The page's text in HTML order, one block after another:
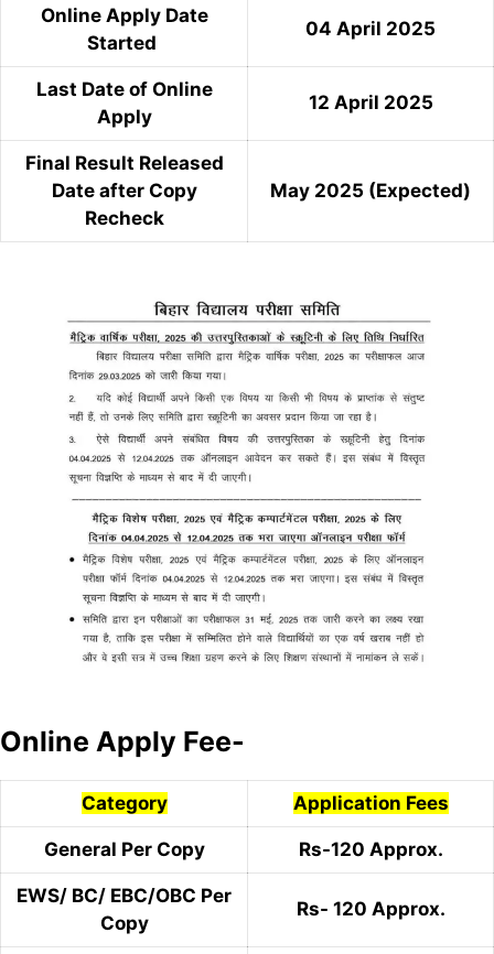
Online Apply Date
Started
04 April 2025
Last Date of Online
Apply
12 April 2025
Final Result Released
Date after Copy
Recheck
May 2025 (Expected)
Online Apply Fee-
Category Application Fees
General Per Copy Rs-120 Approx.
EWS/ BC/ EBC/OBC Per
Copy
Rs- 120 Approx.